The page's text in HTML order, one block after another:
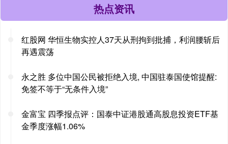
热点资讯
红股网 华恒生物实控人37天从刑拘到批捕，利润腰斩后
再遇震荡
永之胜 多位中国公民被拒绝入境, 中国驻泰国使馆提醒:
免签不等于“无条件入境”
金富宝 四季报点评：国泰中证港股通高股息投资ETF基
金季度涨幅1.06%